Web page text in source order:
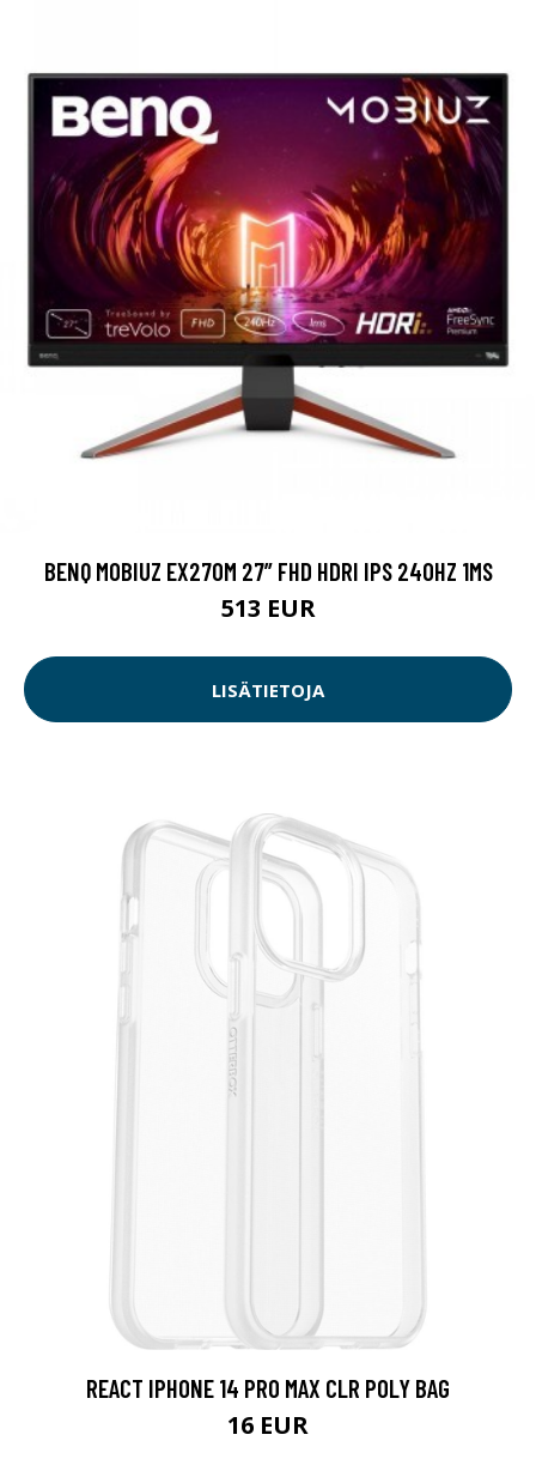
BENQ MOBIUZ EX270M 27” FHD HDRI IPS 240HZ 1MS
513 EUR
LISÄTIETOJA
REACT IPHONE 14 PRO MAX CLR POLY BAG
16 EUR